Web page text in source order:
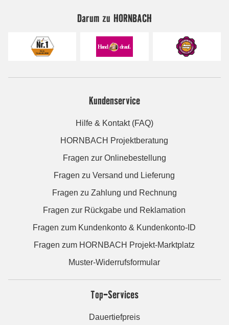
Darum zu HORNBACH
Kundenservice
Hilfe & Kontakt (FAQ)
HORNBACH Projektberatung
Fragen zur Onlinebestellung
Fragen zu Versand und Lieferung
Fragen zu Zahlung und Rechnung
Fragen zur Rückgabe und Reklamation
Fragen zum Kundenkonto & Kundenkonto-ID
Fragen zum HORNBACH Projekt-Marktplatz
Muster-Widerrufsformular
Top-Services
Dauertiefpreis